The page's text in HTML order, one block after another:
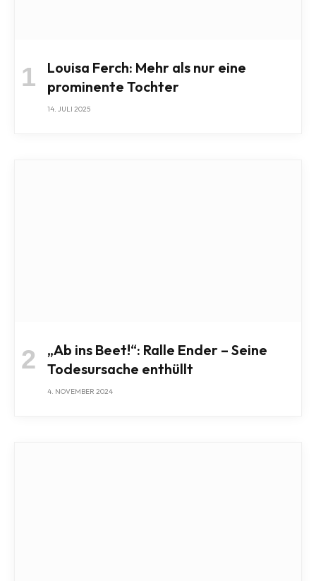
Louisa Ferch: Mehr als nur eine
prominente Tochter
14. JULI 2025
„Ab ins Beet!“: Ralle Ender – Seine
Todesursache enthüllt
4. NOVEMBER 2024